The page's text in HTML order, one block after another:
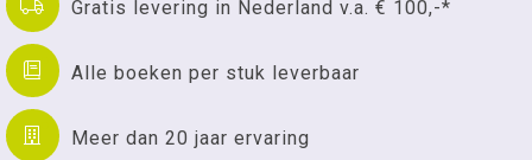
Gratis levering in Nederland v.a. € 100,-*
Alle boeken per stuk leverbaar
Meer dan 20 jaar ervaring